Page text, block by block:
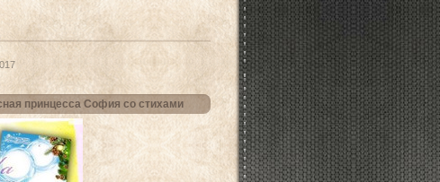
принцесса София со стихами